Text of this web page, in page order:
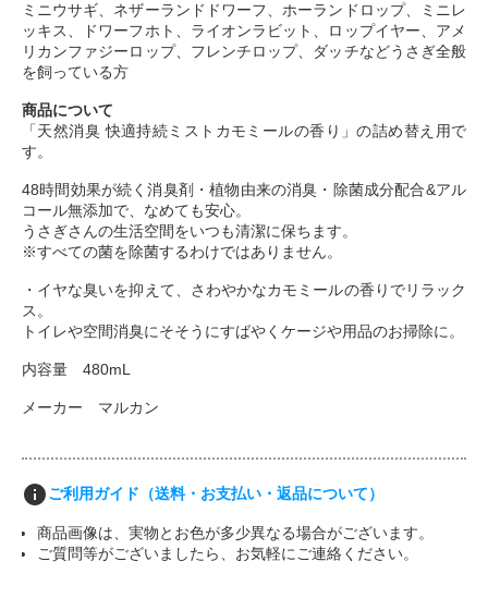
ミニウサギ、ネザーランドドワーフ、ホーランドロップ、ミニレ
ッキス、ドワーフホト、ライオンラビット、ロップイヤー、アメ
リカンファジーロップ、フレンチロップ、ダッチなどうさぎ全般
を飼っている方
商品について
「天然消臭 快適持続ミストカモミールの香り」の詰め替え用で
す。
48時間効果が続く消臭剤・植物由来の消臭・除菌成分配合&アル
コール無添加で、なめても安心。
うさぎさんの生活空間をいつも清潔に保ちます。
※すべての菌を除菌するわけではありません。
・イヤな臭いを抑えて、さわやかなカモミールの香りでリラック
ス。
トイレや空間消臭にそそうにすばやくケージや用品のお掃除に。
内容量 480mL
メーカー マルカン
infoご利用ガイド（送料・お支払い・返品について）
商品画像は、実物とお色が多少異なる場合がございます。
ご質問等がございましたら、お気軽にご連絡ください。